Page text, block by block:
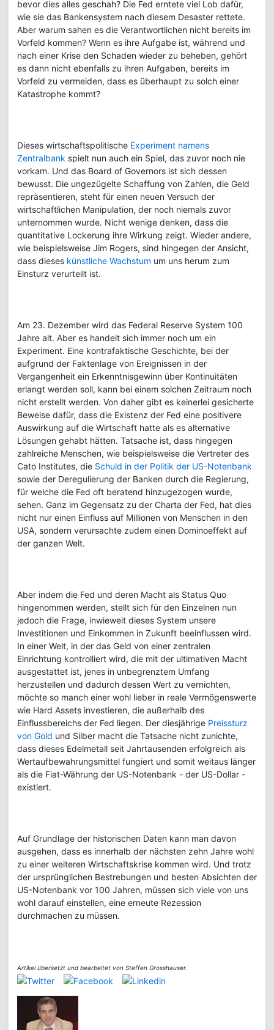
bevor dies alles geschah? Die Fed erntete viel Lob dafür,
wie sie das Bankensystem nach diesem Desaster rettete.
Aber warum sahen es die Verantwortlichen nicht bereits im
Vorfeld kommen? Wenn es ihre Aufgabe ist, während und
nach einer Krise den Schaden wieder zu beheben, gehört
es dann nicht ebenfalls zu ihren Aufgaben, bereits im
Vorfeld zu vermeiden, dass es überhaupt zu solch einer
Katastrophe kommt?
Dieses wirtschaftspolitische Experiment namens
Zentralbank spielt nun auch ein Spiel, das zuvor noch nie
vorkam. Und das Board of Governors ist sich dessen
bewusst. Die ungezügelte Schaffung von Zahlen, die Geld
repräsentieren, steht für einen neuen Versuch der
wirtschaftlichen Manipulation, der noch niemals zuvor
unternommen wurde. Nicht wenige denken, dass die
quantitative Lockerung ihre Wirkung zeigt. Wieder andere,
wie beispielsweise Jim Rogers, sind hingegen der Ansicht,
dass dieses künstliche Wachstum um uns herum zum
Einsturz verurteilt ist.
Am 23. Dezember wird das Federal Reserve System 100
Jahre alt. Aber es handelt sich immer noch um ein
Experiment. Eine kontrafaktische Geschichte, bei der
aufgrund der Faktenlage von Ereignissen in der
Vergangenheit ein Erkenntnisgewinn über Kontinuitäten
erlangt werden soll, kann bei einem solchen Zeitraum noch
nicht erstellt werden. Von daher gibt es keinerlei gesicherte
Beweise dafür, dass die Existenz der Fed eine positivere
Auswirkung auf die Wirtschaft hatte als es alternative
Lösungen gehabt hätten. Tatsache ist, dass hingegen
zahlreiche Menschen, wie beispielsweise die Vertreter des
Cato Institutes, die Schuld in der Politik der US-Notenbank
sowie der Deregulierung der Banken durch die Regierung,
für welche die Fed oft beratend hinzugezogen wurde,
sehen. Ganz im Gegensatz zu der Charta der Fed, hat dies
nicht nur einen Einfluss auf Millionen von Menschen in den
USA, sondern verursachte zudem einen Dominoeffekt auf
der ganzen Welt.
Aber indem die Fed und deren Macht als Status Quo
hingenommen werden, stellt sich für den Einzelnen nun
jedoch die Frage, inwieweit dieses System unsere
Investitionen und Einkommen in Zukunft beeinflussen wird.
In einer Welt, in der das Geld von einer zentralen
Einrichtung kontrolliert wird, die mit der ultimativen Macht
ausgestattet ist, jenes in unbegrenztem Umfang
herzustellen und dadurch dessen Wert zu vernichten,
möchte so manch einer wohl lieber in reale Vermögenswerte
wie Hard Assets investieren, die außerhalb des
Einflussbereichs der Fed liegen. Der diesjährige Preissturz
von Gold und Silber macht die Tatsache nicht zunichte,
dass dieses Edelmetall seit Jahrtausenden erfolgreich als
Wertaufbewahrungsmittel fungiert und somit weitaus länger
als die Fiat-Währung der US-Notenbank - der US-Dollar -
existiert.
Auf Grundlage der historischen Daten kann man davon
ausgehen, dass es innerhalb der nächsten zehn Jahre wohl
zu einer weiteren Wirtschaftskrise kommen wird. Und trotz
der ursprünglichen Bestrebungen und besten Absichten der
US-Notenbank vor 100 Jahren, müssen sich viele von uns
wohl darauf einstellen, eine erneute Rezession
durchmachen zu müssen.
Artikel übersetzt und bearbeitet von Steffen Grosshauser.